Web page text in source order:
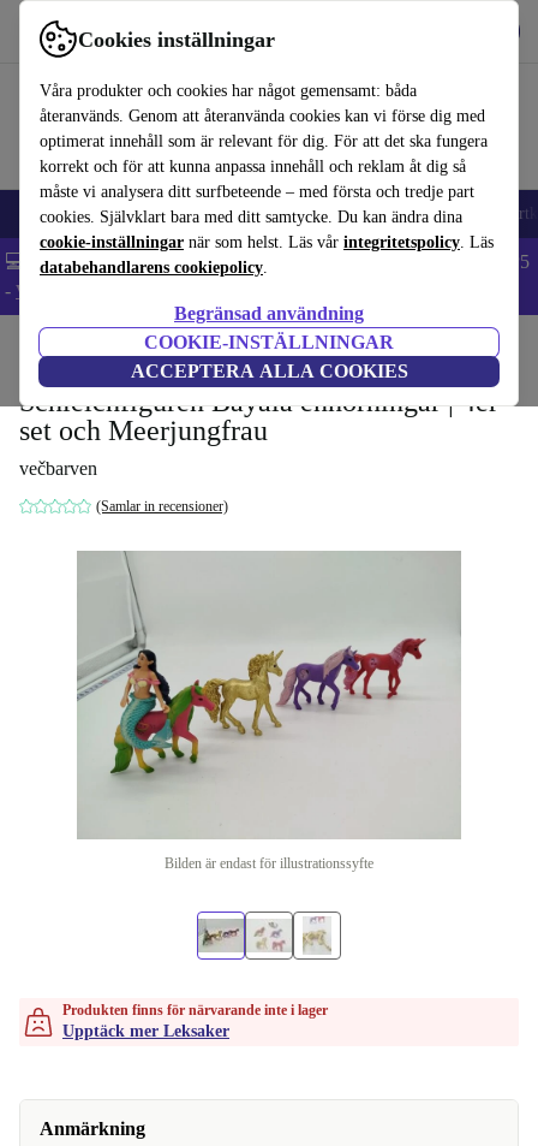
Cookies inställningar
Våra produkter och cookies har något gemensamt: båda
återanvänds. Genom att återanvända cookies kan vi förse dig med
optimerat innehåll som är relevant för dig. För att det ska fungera
korrekt och för att kunna anpassa innehåll och reklam åt dig så
måste vi analysera ditt surfbeteende – med första och tredje part
cookies. Självklart bara med ditt samtycke. Du kan ändra dina
cookie-inställningar när som helst. Läs vår integritetspolicy. Läs
databehandlarens cookiepolicy.
Begränsad användning
COOKIE-INSTÄLLNINGAR
ACCEPTERA ALLA COOKIES
Använd refurbed snabbt och enkelt
🎒 Back to school Mobiltelefoner Bärbara datorer Surfplattor
💻 Extra 5% rabatt på alla MacBooks och laptops - Code: LAPTOP5
- Villkor
Leksaker
Schleichfiguren Bayala enhörningar | 4er
set och Meerjungfrau
večbarven
(Samlar in recensioner)
Bilden är endast för illustrationssyfte
Produkten finns för närvarande inte i lager
Upptäck mer Leksaker
Anmärkning